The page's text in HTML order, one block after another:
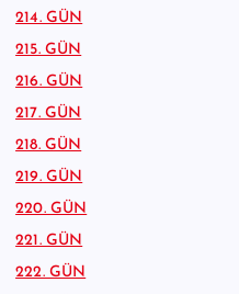
214. GÜN
215. GÜN
216. GÜN
217. GÜN
218. GÜN
219. GÜN
220. GÜN
221. GÜN
222. GÜN